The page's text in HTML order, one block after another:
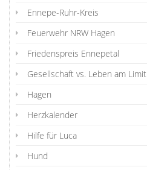
Ennepe-Ruhr-Kreis
Feuerwehr NRW Hagen
Friedenspreis Ennepetal
Gesellschaft vs. Leben am Limit
Hagen
Herzkalender
Hilfe für Luca
Hund